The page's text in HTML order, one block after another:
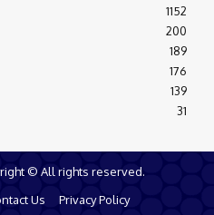
1152
200
189
176
139
31
© All rights reserved.
Us Privacy Policy